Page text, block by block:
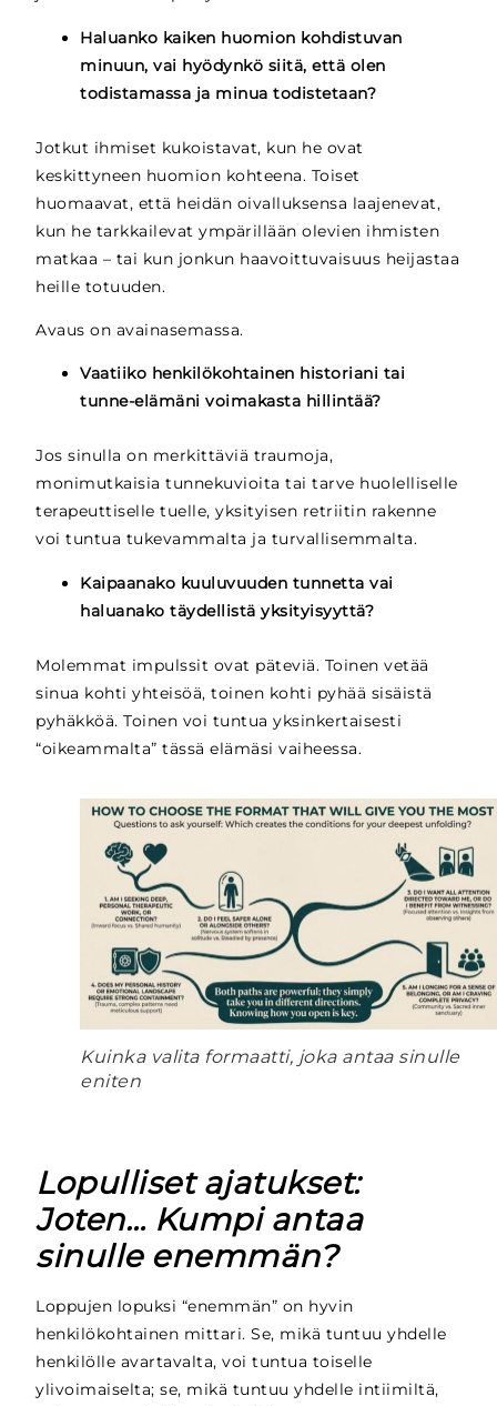
Haluanko kaiken huomion kohdistuvan
minuun, vai hyödynkö siitä, että olen
todistamassa ja minua todistetaan?
Jotkut ihmiset kukoistavat, kun he ovat
keskittyneen huomion kohteena. Toiset
huomaavat, että heidän oivalluksensa laajenevat,
kun he tarkkailevat ympärillään olevien ihmisten
matkaa – tai kun jonkun haavoittuvaisuus heijastaa
heille totuuden.
Avaus on avainasemassa.
Vaatiiko henkilökohtainen historiani tai
tunne-elämäni voimakasta hillintää?
Jos sinulla on merkittäviä traumoja,
monimutkaisia tunnekuvioita tai tarve huolelliselle
terapeuttiselle tuelle, yksityisen retriitin rakenne
voi tuntua tukevammalta ja turvallisemmalta.
Kaipaanako kuuluvuuden tunnetta vai
haluanako täydellistä yksityisyyttä?
Molemmat impulssit ovat päteviä. Toinen vetää
sinua kohti yhteisöä, toinen kohti pyhää sisäistä
pyhäkköä. Toinen voi tuntua yksinkertaisesti
“oikeammalta” tässä elämäsi vaiheessa.
Kuinka valita formaatti, joka antaa sinulle
eniten
Lopulliset ajatukset:
Joten… Kumpi antaa
sinulle enemmän?
Loppujen lopuksi “enemmän” on hyvin
henkilökohtainen mittari. Se, mikä tuntuu yhdelle
henkilölle avartavalta, voi tuntua toiselle
ylivoimaiselta; se, mikä tuntuu yhdelle intiimiltä,